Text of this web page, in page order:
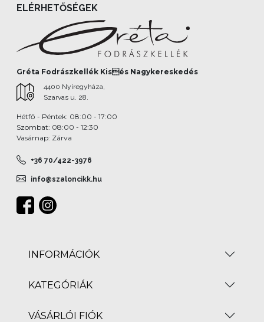
ELÉRHETŐSÉGEK
Gréta Fodrászkellék Kisés Nagykereskedés
4400 Nyíregyháza,
Szarvas u. 28.
Hétfő - Péntek: 08:00 - 17:00
Szombat: 08:00 - 12:30
Vasárnap: Zárva
+36 70/422-3976
info@szaloncikk.hu
INFORMÁCIÓK
KATEGÓRIÁK
VÁSÁRLÓI FIÓK